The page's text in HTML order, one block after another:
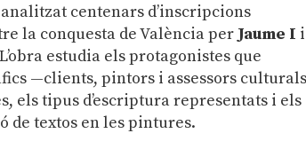
centenars d’inscripcions
la conquesta de València per Jaume I
estudia els protagonistes que
—clients, pintors i assessors
els tipus d’escriptura representats i els
de textos en les pintures.